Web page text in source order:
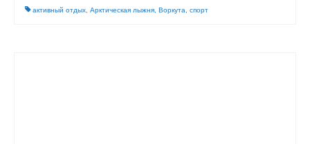
активный отдых Арктическая лыжня Воркута спорт